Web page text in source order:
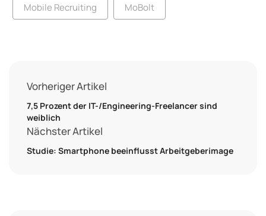
Mobile Recruiting MoBolt
Vorheriger Artikel
7,5 Prozent der IT-/Engineering-Freelancer sind
weiblich
Nächster Artikel
Studie: Smartphone beeinflusst Arbeitgeberimage